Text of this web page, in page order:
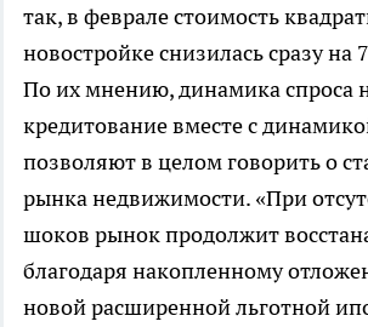
так, в феврале стоимость
новостройке снизилась сразу на
По их мнению, динамика спроса
кредитование вместе с
позволяют в целом говорить о
рынка недвижимости. «При
шоков рынок продолжит
благодаря накопленному
новой расширенной льготной